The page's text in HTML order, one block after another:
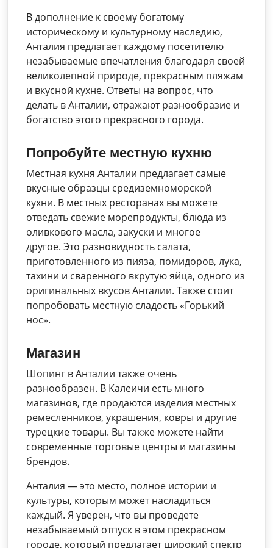
В дополнение к своему богатому
историческому и культурному наследию,
Анталия предлагает каждому посетителю
незабываемые впечатления благодаря своей
великолепной природе, прекрасным пляжам
и вкусной кухне. Ответы на вопрос, что
делать в Анталии, отражают разнообразие и
богатство этого прекрасного города.
Попробуйте местную кухню
Местная кухня Анталии предлагает самые
вкусные образцы средиземноморской
кухни. В местных ресторанах вы можете
отведать свежие морепродукты, блюда из
оливкового масла, закуски и многое
другое. Это разновидность салата,
приготовленного из пияза, помидоров, лука,
тахини и сваренного вкрутую яйца, одного из
оригинальных вкусов Анталии. Также стоит
попробовать местную сладость «Горький
нос».
Магазин
Шопинг в Анталии также очень
разнообразен. В Калеичи есть много
магазинов, где продаются изделия местных
ремесленников, украшения, ковры и другие
турецкие товары. Вы также можете найти
современные торговые центры и магазины
брендов.
Анталия — это место, полное истории и
культуры, которым может насладиться
каждый. Я уверен, что вы проведете
незабываемый отпуск в этом прекрасном
городе, который предлагает широкий спектр